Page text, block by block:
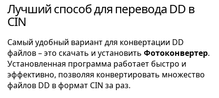
Лучший способ для перевода DD в
CIN
Самый удобный вариант для конвертации DD
файлов – это скачать и установить Фотоконвертер.
Установленная программа работает быстро и
эффективно, позволяя конвертировать множество
файлов DD в формат CIN за раз.